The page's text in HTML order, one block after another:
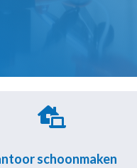

schoonmaken